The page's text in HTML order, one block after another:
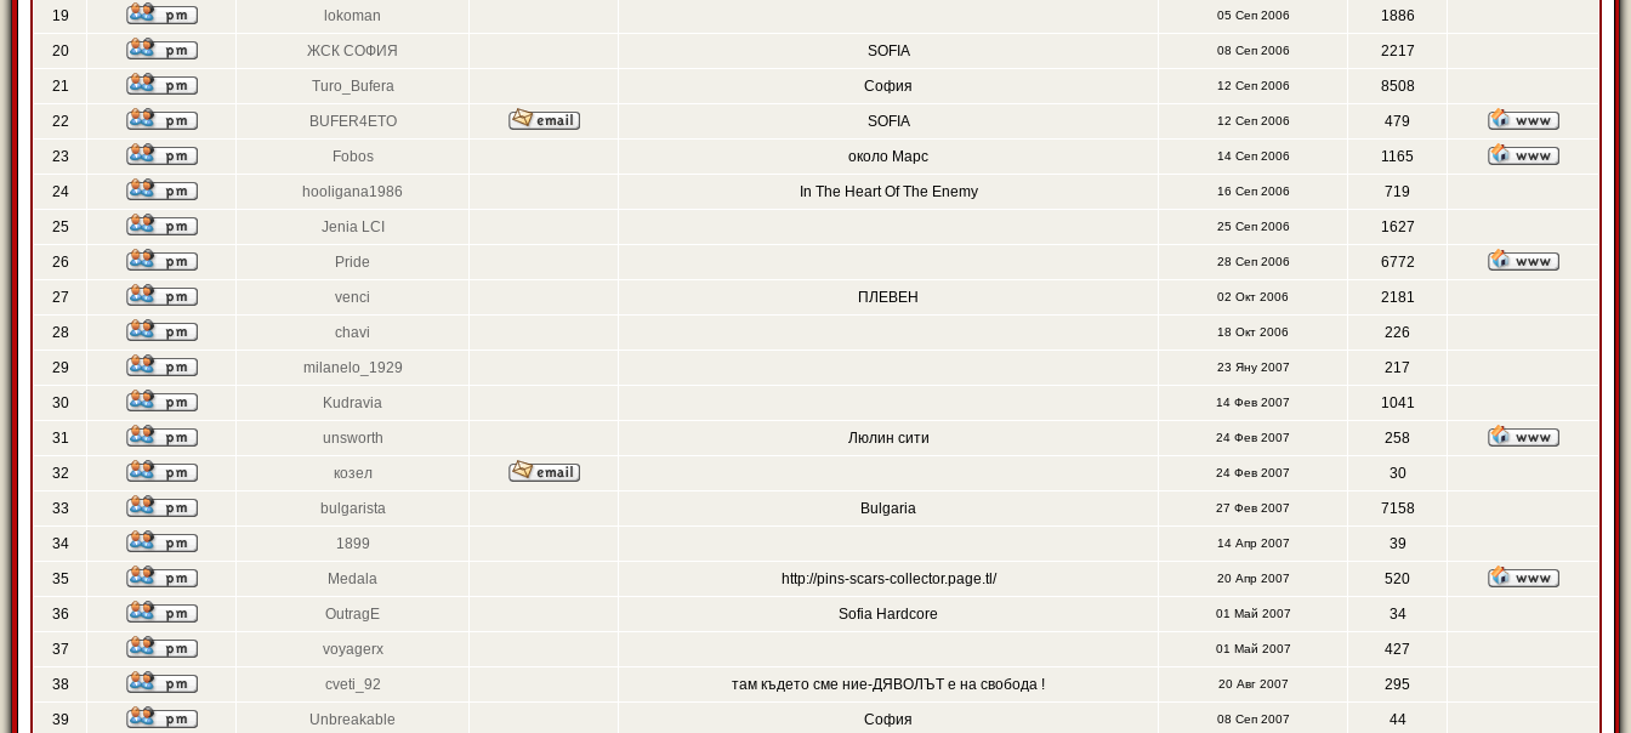
19 lokoman 05 Сеп 2006 1886
20 ЖСК СОФИЯ SOFIA 08 Сеп 2006 2217
21 Turo_Bufera София 12 Сеп 2006 8508
22 BUFER4ETO SOFIA 12 Сеп 2006 479
23 Fobos около Марс 14 Сеп 2006 1165
24 hooligana1986 In The Heart Of The Enemy 16 Сеп 2006 719
25 Jenia LCI 25 Сеп 2006 1627
26 Pride 28 Сеп 2006 6772
27 venci ПЛЕВЕН 02 Окт 2006 2181
28 chavi 18 Окт 2006 226
29 milanelo_1929 23 Яну 2007 217
30 Kudravia 14 Фев 2007 1041
31 unsworth Люлин сити 24 Фев 2007 258
32 козел 24 Фев 2007 30
33 bulgarista Bulgaria 27 Фев 2007 7158
34 1899 14 Апр 2007 39
35 Medala http://pins-scars-collector.page.tl/ 20 Апр 2007 520
36 OutragE Sofia Hardcore 01 Май 2007 34
37 voyagerx 01 Май 2007 427
38 cveti_92 там където сме ние-ДЯВОЛЪТ е на свобода ! 20 Авг 2007 295
39 Unbreakable София 08 Сеп 2007 44